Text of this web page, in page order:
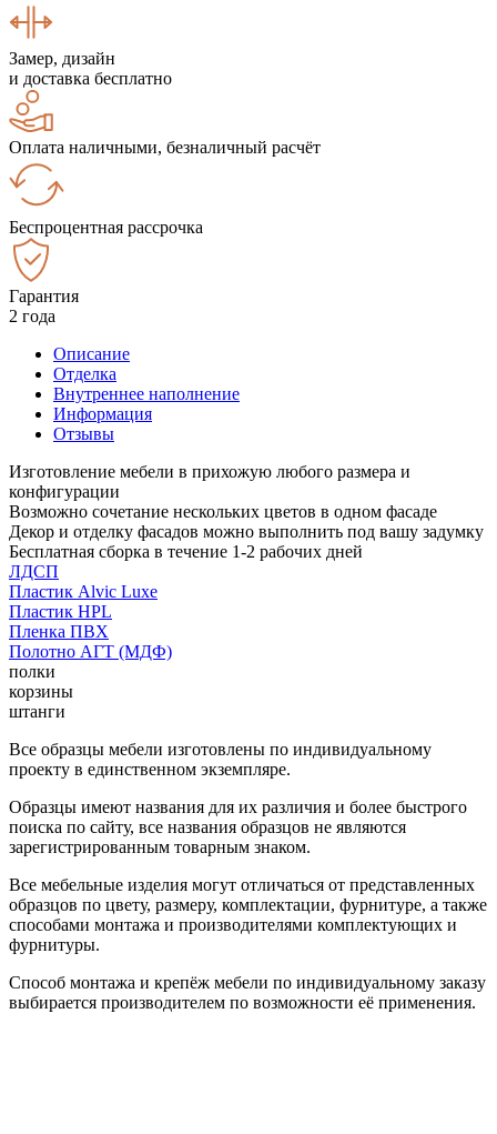
Замер, дизайн
и доставка бесплатно
Оплата наличными, безналичный расчёт
Беспроцентная рассрочка
Гарантия
2 года
Описание
Отделка
Внутреннее наполнение
Информация
Отзывы
Изготовление мебели в прихожую любого размера и
конфигурации
Возможно сочетание нескольких цветов в одном фасаде
Декор и отделку фасадов можно выполнить под вашу задумку
Бесплатная сборка в течение 1-2 рабочих дней
ЛДСП
Пластик Alvic Luxe
Пластик HPL
Пленка ПВХ
Полотно АГТ (МДФ)
полки
корзины
штанги
Все образцы мебели изготовлены по индивидуальному
проекту в единственном экземпляре.
Образцы имеют названия для их различия и более быстрого
поиска по сайту, все названия образцов не являются
зарегистрированным товарным знаком.
Все мебельные изделия могут отличаться от представленных
образцов по цвету, размеру, комплектации, фурнитуре, а также
способами монтажа и производителями комплектующих и
фурнитуры.
Способ монтажа и крепёж мебели по индивидуальному заказу
выбирается производителем по возможности её применения.